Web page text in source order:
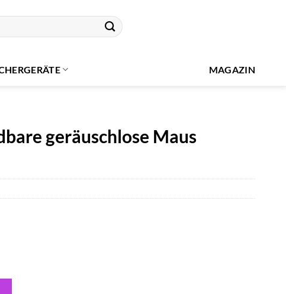
MAGAZIN
geräuschlose Maus